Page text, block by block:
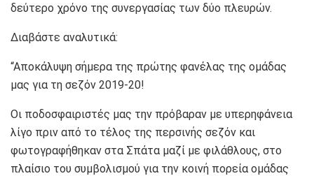
δεύτερο χρόνο της συνεργασίας των δύο πλευρών.
Διαβάστε αναλυτικά:
“Αποκάλυψη σήμερα της πρώτης φανέλας της ομάδας
μας για τη σεζόν 2019-20!
Οι ποδοσφαιριστές μας την πρόβαραν με υπερηφάνεια
λίγο πριν από το τέλος της περσινής σεζόν και
φωτογραφήθηκαν στα Σπάτα μαζί με φιλάθλους, στο
πλαίσιο του συμβολισμού για την κοινή πορεία ομάδας